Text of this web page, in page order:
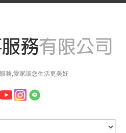
務,愛家讓您生活更美好